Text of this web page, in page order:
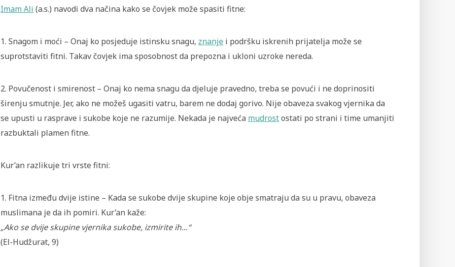
Imam Ali (a.s.) navodi dva načina kako se čovjek može spasiti fitne:
1. Snagom i moći – Onaj ko posjeduje istinsku snagu, znanje i podršku iskrenih prijatelja može se
suprotstaviti fitni. Takav čovjek ima sposobnost da prepozna i ukloni uzroke nereda.
2. Povučenost i smirenost – Onaj ko nema snagu da djeluje pravedno, treba se povući i ne doprinositi
širenju smutnje. Jer, ako ne možeš ugasiti vatru, barem ne dodaj gorivo. Nije obaveza svakog vjernika da
se upusti u rasprave i sukobe koje ne razumije. Nekada je najveća mudrostostati po strani i time umanjiti
razbuktali plamen fitne.
Kur’an razlikuje tri vrste fitni:
1. Fitna između dvije istine – Kada se sukobe dvije skupine koje obje smatraju da su u pravu, obaveza
muslimana je da ih pomiri. Kur’an kaže:
„Ako se dvije skupine vjernika sukobe, izmirite ih…“
(El-Hudžurat, 9)